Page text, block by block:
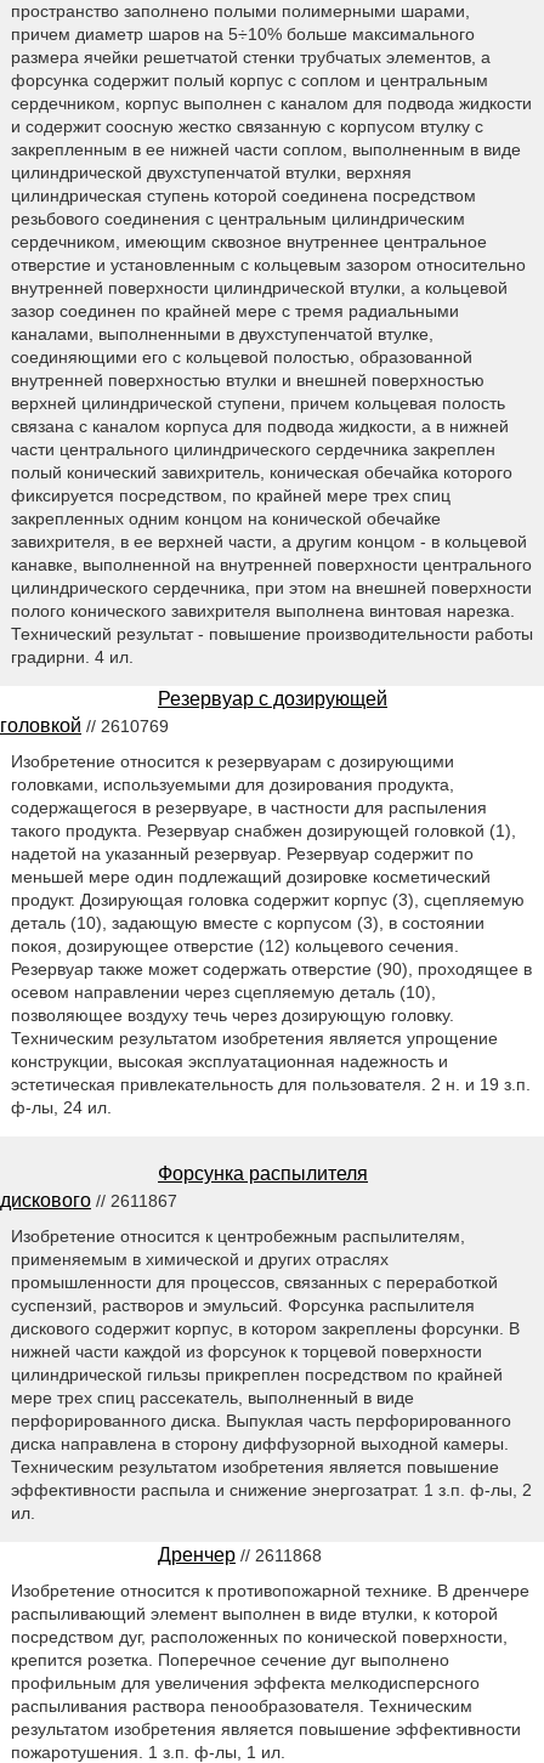
пространство заполнено полыми полимерными шарами,
причем диаметр шаров на 5÷10% больше максимального
размера ячейки решетчатой стенки трубчатых элементов, а
форсунка содержит полый корпус с соплом и центральным
сердечником, корпус выполнен с каналом для подвода жидкости
и содержит соосную жестко связанную с корпусом втулку с
закрепленным в ее нижней части соплом, выполненным в виде
цилиндрической двухступенчатой втулки, верхняя
цилиндрическая ступень которой соединена посредством
резьбового соединения с центральным цилиндрическим
сердечником, имеющим сквозное внутреннее центральное
отверстие и установленным с кольцевым зазором относительно
внутренней поверхности цилиндрической втулки, а кольцевой
зазор соединен по крайней мере с тремя радиальными
каналами, выполненными в двухступенчатой втулке,
соединяющими его с кольцевой полостью, образованной
внутренней поверхностью втулки и внешней поверхностью
верхней цилиндрической ступени, причем кольцевая полость
связана с каналом корпуса для подвода жидкости, а в нижней
части центрального цилиндрического сердечника закреплен
полый конический завихритель, коническая обечайка которого
фиксируется посредством, по крайней мере трех спиц
закрепленных одним концом на конической обечайке
завихрителя, в ее верхней части, а другим концом - в кольцевой
канавке, выполненной на внутренней поверхности центрального
цилиндрического сердечника, при этом на внешней поверхности
полого конического завихрителя выполнена винтовая нарезка.
Технический результат - повышение производительности работы
градирни. 4 ил.
Резервуар с дозирующей
головкой // 2610769
Изобретение относится к резервуарам с дозирующими
головками, используемыми для дозирования продукта,
содержащегося в резервуаре, в частности для распыления
такого продукта. Резервуар снабжен дозирующей головкой (1),
надетой на указанный резервуар. Резервуар содержит по
меньшей мере один подлежащий дозировке косметический
продукт. Дозирующая головка содержит корпус (3), сцепляемую
деталь (10), задающую вместе с корпусом (3), в состоянии
покоя, дозирующее отверстие (12) кольцевого сечения.
Резервуар также может содержать отверстие (90), проходящее в
осевом направлении через сцепляемую деталь (10),
позволяющее воздуху течь через дозирующую головку.
Техническим результатом изобретения является упрощение
конструкции, высокая эксплуатационная надежность и
эстетическая привлекательность для пользователя. 2 н. и 19 з.п.
ф-лы, 24 ил.
Форсунка распылителя
дискового // 2611867
Изобретение относится к центробежным распылителям,
применяемым в химической и других отраслях
промышленности для процессов, связанных с переработкой
суспензий, растворов и эмульсий. Форсунка распылителя
дискового содержит корпус, в котором закреплены форсунки. В
нижней части каждой из форсунок к торцевой поверхности
цилиндрической гильзы прикреплен посредством по крайней
мере трех спиц рассекатель, выполненный в виде
перфорированного диска. Выпуклая часть перфорированного
диска направлена в сторону диффузорной выходной камеры.
Техническим результатом изобретения является повышение
эффективности распыла и снижение энергозатрат. 1 з.п. ф-лы, 2
ил.
Дренчер // 2611868
Изобретение относится к противопожарной технике. В дренчере
распыливающий элемент выполнен в виде втулки, к которой
посредством дуг, расположенных по конической поверхности,
крепится розетка. Поперечное сечение дуг выполнено
профильным для увеличения эффекта мелкодисперсного
распыливания раствора пенообразователя. Техническим
результатом изобретения является повышение эффективности
пожаротушения. 1 з.п. ф-лы, 1 ил.